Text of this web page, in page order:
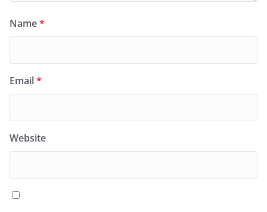
Name*
Email*
Website